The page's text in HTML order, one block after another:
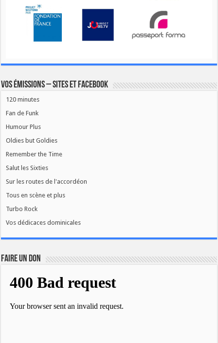
Vos émissions – Sites et Facebook
120 minutes
Fan de Funk
Humour Plus
Oldies but Goldies
Remember the Time
Salut les Sixties
Sur les routes de l'accordéon
Tous en scène et plus
Turbo Rock
Vos dédicaces dominicales
FAIRE UN DON